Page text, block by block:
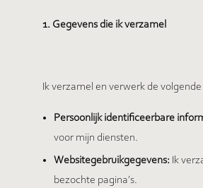
1. Gegevens die ik verzamel
Ik verzamel en verwerk de
Persoonlijk identificeerbare
voor mijn diensten.
Websitegebruikgegevens: Ik
bezochte pagina’s.